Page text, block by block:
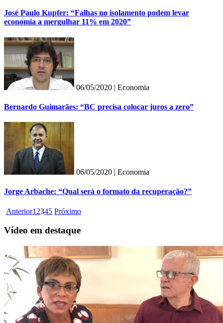
José Paulo Kupfer: “Falhas no isolamento podem levar
economia a mergulhar 11% em 2020”
06/05/2020 | Economia
Bernardo Guimarães: “BC precisa colocar juros a zero”
06/05/2020 | Economia
Jorge Arbache: “Qual será o formato da recuperação?”
Anterior1 2345 Próximo
Vídeo em destaque